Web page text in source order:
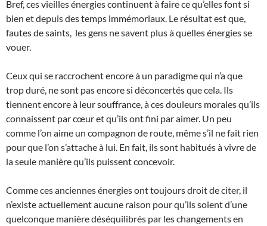
Bref, ces vieilles énergies continuent à faire ce qu’elles font si
bien et depuis des temps immémoriaux. Le résultat est que,
fautes de saints, les gens ne savent plus à quelles énergies se
vouer.
Ceux qui se raccrochent encore à un paradigme qui n’a que
trop duré, ne sont pas encore si déconcertés que cela. Ils
tiennent encore à leur souffrance, à ces douleurs morales qu’ils
connaissent par cœur et qu’ils ont fini par aimer. Un peu
comme l’on aime un compagnon de route, même s’il ne fait rien
pour que l’on s’attache à lui. En fait, ils sont habitués à vivre de
la seule manière qu’ils puissent concevoir.
Comme ces anciennes énergies ont toujours droit de citer, il
n’existe actuellement aucune raison pour qu’ils soient d’une
quelconque manière déséquilibrés par les changements en